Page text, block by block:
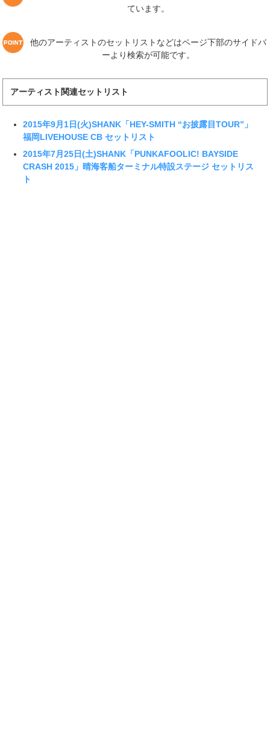
ています。
他のアーティストのセットリストなどはページ下部のサイドバ
ーより検索が可能です。
アーティスト関連セットリスト
2015年9月1日(火)SHANK「HEY-SMITH “お披露目TOUR”」
福岡LIVEHOUSE CB セットリスト
2015年7月25日(土)SHANK「PUNKAFOOLIC! BAYSIDE
CRASH 2015」晴海客船ターミナル特設ステージ セットリス
ト